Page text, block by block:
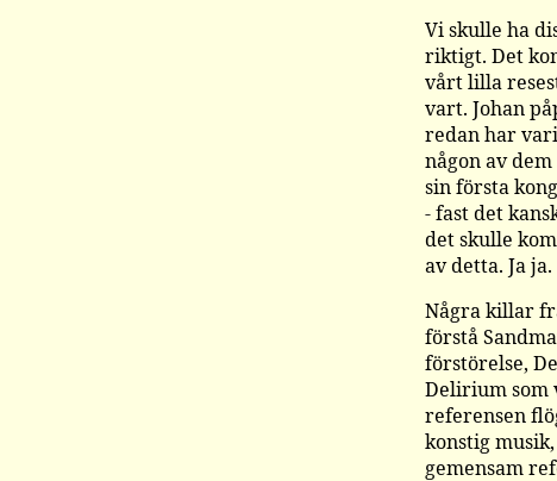
Vi skulle ha
riktigt. Det
vårt lilla
vart. Johan
redan har
någon av
sin första
- fast det
det skulle
av detta. Ja ja.
Några killar
förstå
förstörelse,
Delirium som
referensen
konstig
gemensam